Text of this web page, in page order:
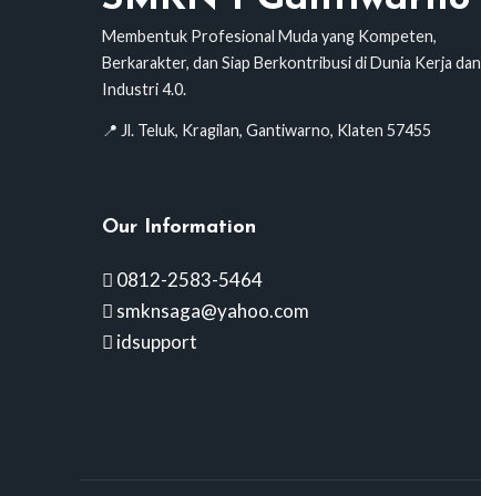
Membentuk Profesional Muda yang Kompeten,
Berkarakter, dan Siap Berkontribusi di Dunia Kerja dan
Industri 4.0.
📍 Jl. Teluk, Kragilan, Gantiwarno, Klaten 57455
Our Information
0812-2583-5464
smknsaga@yahoo.com
idsupport